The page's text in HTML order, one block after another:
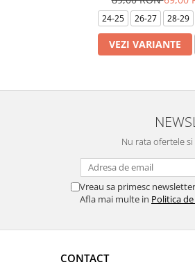
24-25 26-27 28-29
VEZI VARIANTE
Nu rata ofertele
Vreau sa primesc
Afla mai multe in Politica
CONTACT